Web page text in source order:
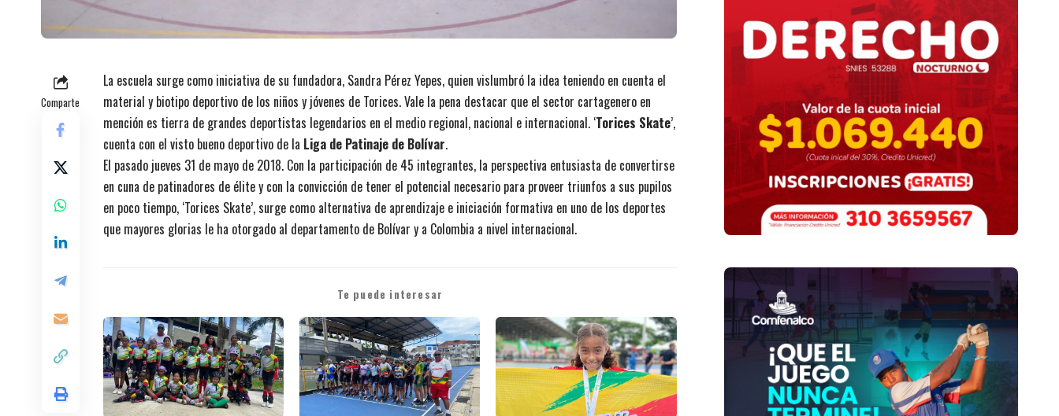
Comparte
La escuela surge como iniciativa de su fundadora, Sandra Pérez Yepes, quien vislumbró la idea teniendo en cuenta el
material y biotipo deportivo de los niños y jóvenes de Torices. Vale la pena destacar que el sector cartagenero en
mención es tierra de grandes deportistas legendarios en el medio regional, nacional e internacional. ‘Torices Skate’,
cuenta con el visto bueno deportivo de la Liga de Patinaje de Bolívar.
El pasado jueves 31 de mayo de 2018. Con la participación de 45 integrantes, la perspectiva entusiasta de convertirse
en cuna de patinadores de élite y con la convicción de tener el potencial necesario para proveer triunfos a sus pupilos
en poco tiempo, ‘Torices Skate’, surge como alternativa de aprendizaje e iniciación formativa en uno de los deportes
que mayores glorias le ha otorgado al departamento de Bolívar y a Colombia a nivel internacional.
Te puede interesar